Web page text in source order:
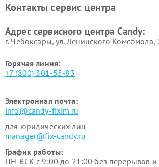
Контакты сервис центра
Адрес сервисного центра Candy:
г. Чебоксары, ул. Ленинского Комсомола,
Горячая линия:
+7 (800) 301-55-83
Электронная почта:
info@candy-fixim.ru
для юридических лиц
manager@fix-candy.ru
График работы:
ПН-ВСК с 9:00 до 21:00 без перерывов